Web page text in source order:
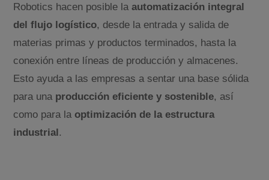
Robotics hacen posible laautomatización integral
del flujo logístico, desde la entrada y salida de
materias primas y productos terminados, hasta la
conexión entre líneas de producción y almacenes.
Esto ayuda a las empresas a sentar una base sólida
para una producción eficiente y sostenible, así
como para laoptimización de la estructura
industrial.